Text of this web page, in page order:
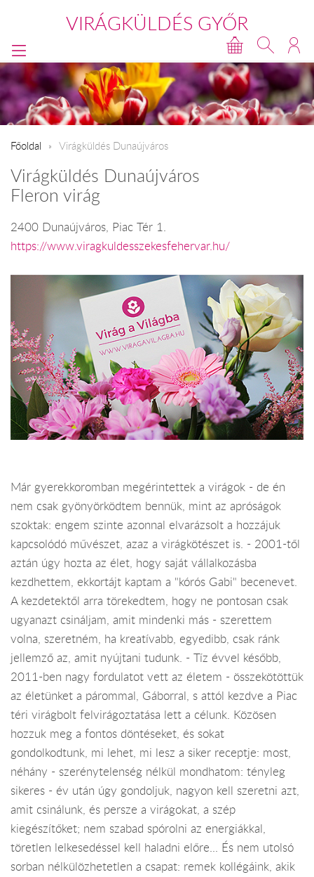
VIRÁGKÜLDÉS GYŐR
Főoldal Virágküldés Dunaújváros
Virágküldés Dunaújváros
Fleron virág
2400 Dunaújváros, Piac Tér 1.
https://www.viragkuldesszekesfehervar.hu/
Már gyerekkoromban megérintettek a virágok - de én
nem csak gyönyörködtem bennük, mint az apróságok
szoktak: engem szinte azonnal elvarázsolt a hozzájuk
kapcsolódó művészet, azaz a virágkötészet is. - 2001-től
aztán úgy hozta az élet, hogy saját vállalkozásba
kezdhettem, ekkortájt kaptam a "kórós Gabi" becenevet.
A kezdetektől arra törekedtem, hogy ne pontosan csak
ugyanazt csináljam, amit mindenki más - szerettem
volna, szeretném, ha kreatívabb, egyedibb, csak ránk
jellemző az, amit nyújtani tudunk. - Tíz évvel később,
2011-ben nagy fordulatot vett az életem - összekötöttük
az életünket a párommal, Gáborral, s attól kezdve a Piac
téri virágbolt felvirágoztatása lett a célunk. Közösen
hozzuk meg a fontos döntéseket, és sokat
gondolkodtunk, mi lehet, mi lesz a siker receptje: most,
néhány - szerénytelenség nélkül mondhatom: tényleg
sikeres - év után úgy gondoljuk, nagyon kell szeretni azt,
amit csinálunk, és persze a virágokat, a szép
kiegészítőket; nem szabad spórolni az energiákkal,
töretlen lelkesedéssel kell haladni előre... És nem utolsó
sorban nélkülözhetetlen a csapat: remek kollégáink, akik